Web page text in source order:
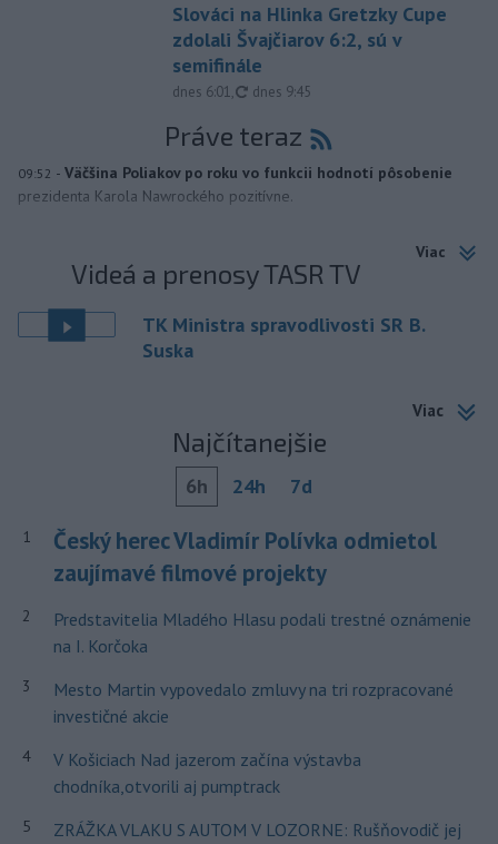
Slováci na Hlinka Gretzky Cupe
zdolali Švajčiarov 6:2, sú v
semifinále
dnes 6:01, aktualizované
dnes 9:45
Práve teraz
09:52 - Väčšina Poliakov po roku vo funkcii hodnotí pôsobenie
prezidenta Karola Nawrockého pozitívne.
Viac
Videá a prenosy TASR TV
TK Ministra spravodlivosti SR B.
Suska
Viac
Najčítanejšie
6h 24h 7d
1
Český herec Vladimír Polívka odmietol
zaujímavé filmové projekty
2
Predstavitelia Mladého Hlasu podali trestné oznámenie
na I. Korčoka
3
Mesto Martin vypovedalo zmluvy na tri rozpracované
investičné akcie
4
V Košiciach Nad jazerom začína výstavba
chodníka,otvorili aj pumptrack
5
ZRÁŽKA VLAKU S AUTOM V LOZORNE: Rušňovodič jej